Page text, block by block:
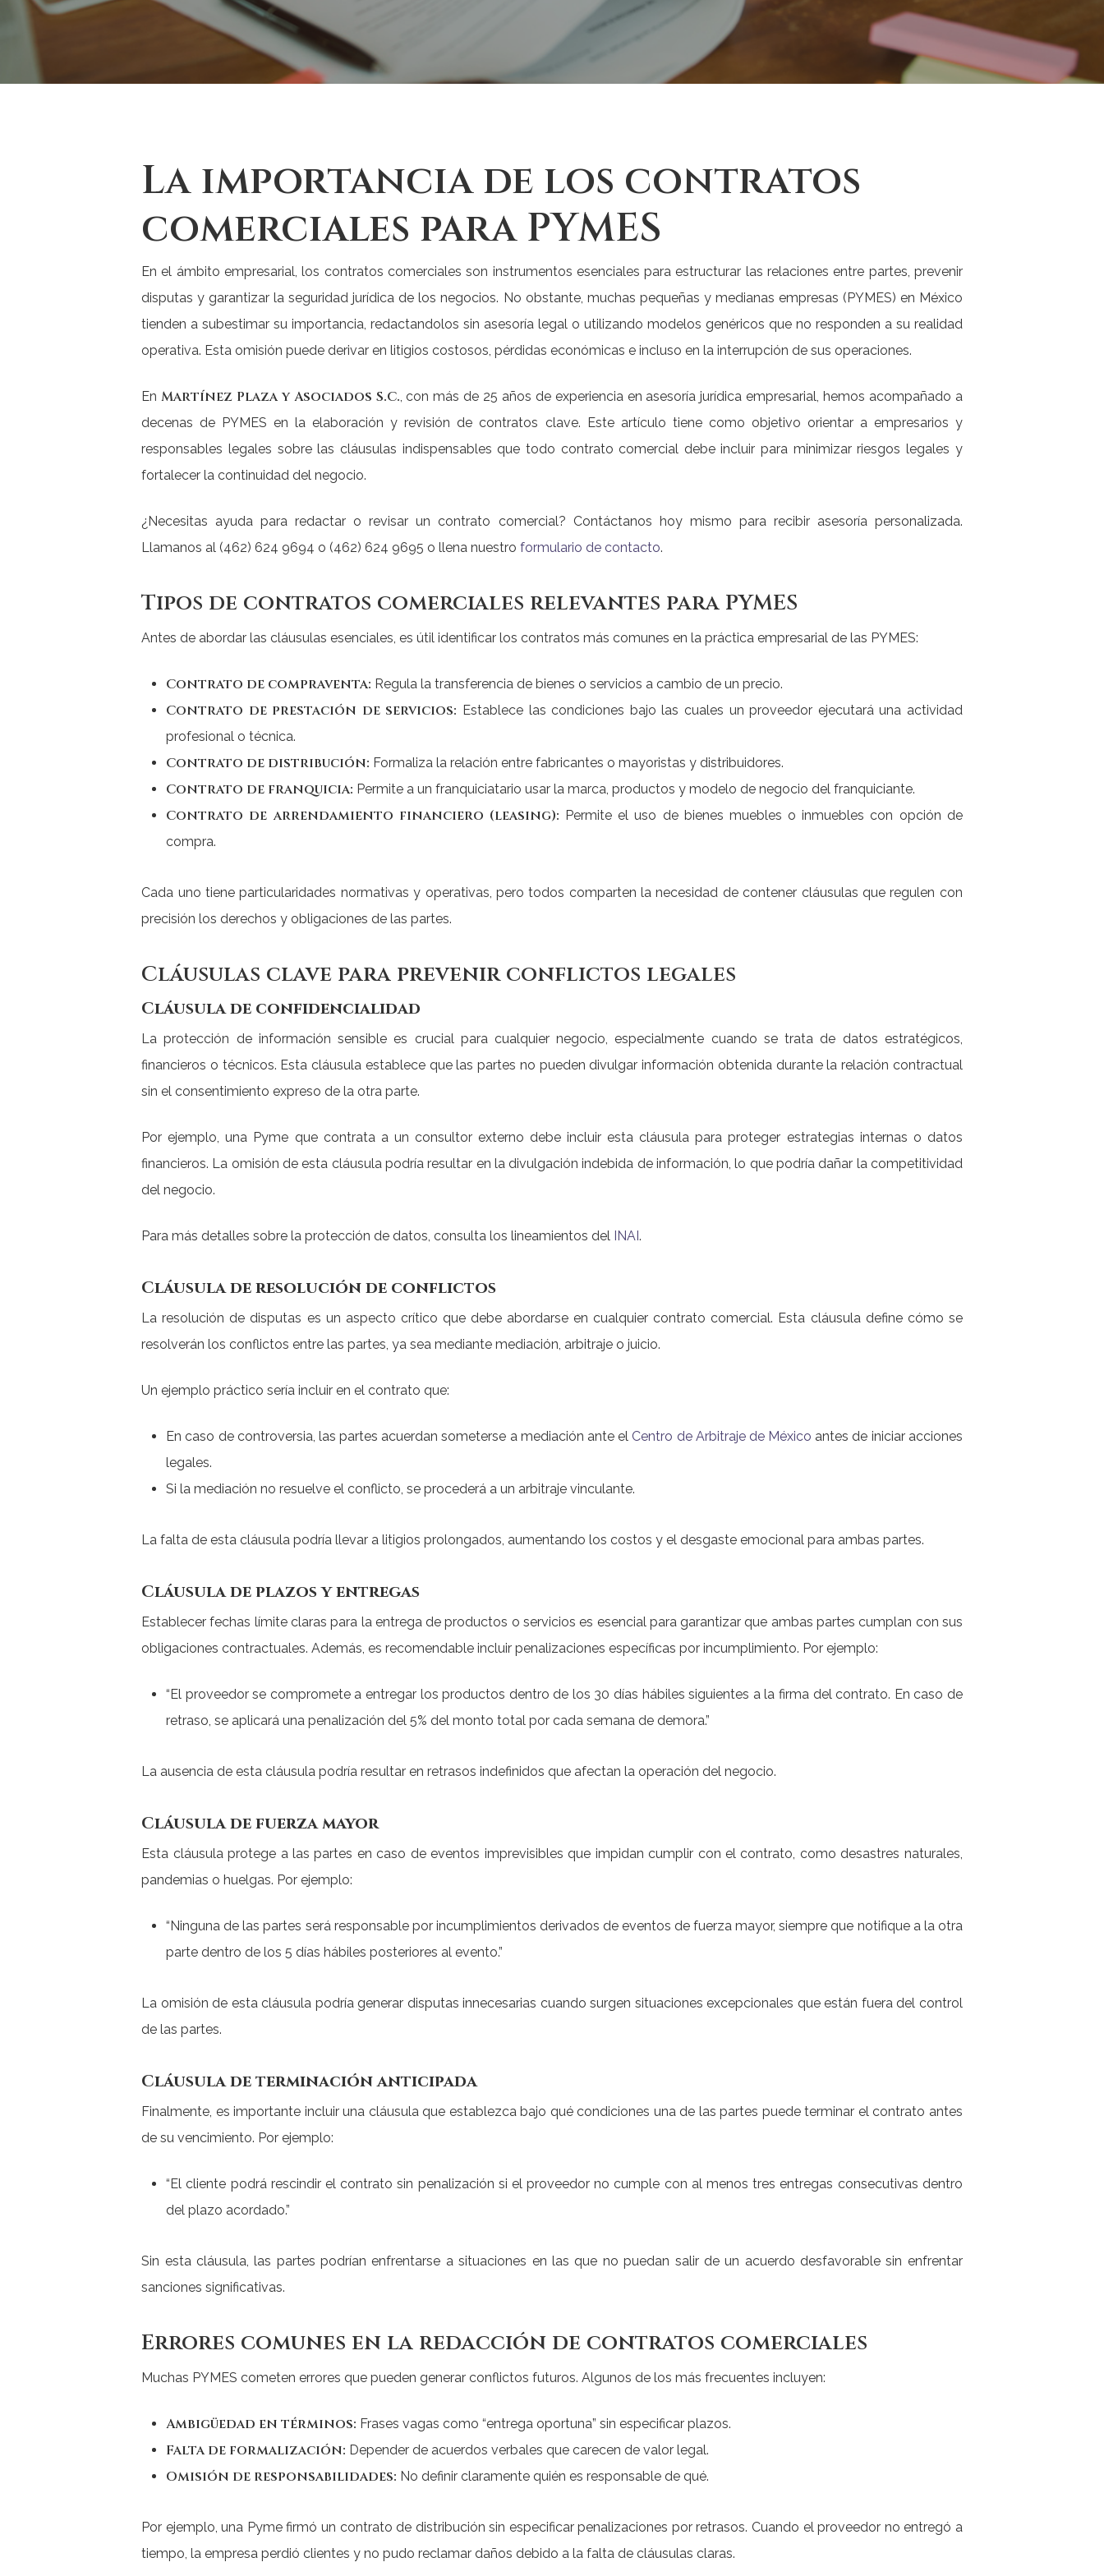
La importancia de los contratos
comerciales para PYMES
En el ámbito empresarial, los contratos comerciales son instrumentos esenciales para estructurar las relaciones entre partes, prevenir
disputas y garantizar la seguridad jurídica de los negocios. No obstante, muchas pequeñas y medianas empresas (PYMES) en México
tienden a subestimar su importancia, redactandolos sin asesoría legal o utilizando modelos genéricos que no responden a su realidad
operativa. Esta omisión puede derivar en litigios costosos, pérdidas económicas e incluso en la interrupción de sus operaciones.
EnMartínez Plaza y Asociados S.C., con más de 25 años de experiencia en asesoría jurídica empresarial, hemos acompañado a
decenas de PYMES en la elaboración y revisión de contratos clave. Este artículo tiene como objetivo orientar a empresarios y
responsables legales sobre las cláusulas indispensables que todo contrato comercial debe incluir para minimizar riesgos legales y
fortalecer la continuidad del negocio.
¿Necesitas ayuda para redactar o revisar un contrato comercial? Contáctanos hoy mismo para recibir asesoría personalizada.
Llamanos al (462) 624 9694 o (462) 624 9695 o llena nuestroformulario de contacto.
Tipos de contratos comerciales relevantes para PYMES
Antes de abordar las cláusulas esenciales, es útil identificar los contratos más comunes en la práctica empresarial de las PYMES:
Contrato de compraventa: Regula la transferencia de bienes o servicios a cambio de un precio.
Contrato de prestación de servicios: Establece las condiciones bajo las cuales un proveedor ejecutará una actividad
profesional o técnica.
Contrato de distribución: Formaliza la relación entre fabricantes o mayoristas y distribuidores.
Contrato de franquicia: Permite a un franquiciatario usar la marca, productos y modelo de negocio del franquiciante.
Contrato de arrendamiento financiero (leasing): Permite el uso de bienes muebles o inmuebles con opción de
compra.
Cada uno tiene particularidades normativas y operativas, pero todos comparten la necesidad de contener cláusulas que regulen con
precisión los derechos y obligaciones de las partes.
Cláusulas clave para prevenir conflictos legales
Cláusula de confidencialidad
La protección de información sensible es crucial para cualquier negocio, especialmente cuando se trata de datos estratégicos,
financieros o técnicos. Esta cláusula establece que las partes no pueden divulgar información obtenida durante la relación contractual
sin el consentimiento expreso de la otra parte.
Por ejemplo, una Pyme que contrata a un consultor externo debe incluir esta cláusula para proteger estrategias internas o datos
financieros. La omisión de esta cláusula podría resultar en la divulgación indebida de información, lo que podría dañar la competitividad
del negocio.
Para más detalles sobre la protección de datos, consulta los lineamientos del INAI.
Cláusula de resolución de conflictos
La resolución de disputas es un aspecto crítico que debe abordarse en cualquier contrato comercial. Esta cláusula define cómo se
resolverán los conflictos entre las partes, ya sea mediante mediación, arbitraje o juicio.
Un ejemplo práctico sería incluir en el contrato que:
En caso de controversia, las partes acuerdan someterse a mediación ante el Centro de Arbitraje de México antes de iniciar acciones
legales.
Si la mediación no resuelve el conflicto, se procederá a un arbitraje vinculante.
La falta de esta cláusula podría llevar a litigios prolongados, aumentando los costos y el desgaste emocional para ambas partes.
Cláusula de plazos y entregas
Establecer fechas límite claras para la entrega de productos o servicios es esencial para garantizar que ambas partes cumplan con sus
obligaciones contractuales. Además, es recomendable incluir penalizaciones específicas por incumplimiento. Por ejemplo:
“El proveedor se compromete a entregar los productos dentro de los 30 días hábiles siguientes a la firma del contrato. En caso de
retraso, se aplicará una penalización del 5% del monto total por cada semana de demora.”
La ausencia de esta cláusula podría resultar en retrasos indefinidos que afectan la operación del negocio.
Cláusula de fuerza mayor
Esta cláusula protege a las partes en caso de eventos imprevisibles que impidan cumplir con el contrato, como desastres naturales,
pandemias o huelgas. Por ejemplo:
“Ninguna de las partes será responsable por incumplimientos derivados de eventos de fuerza mayor, siempre que notifique a la otra
parte dentro de los 5 días hábiles posteriores al evento.”
La omisión de esta cláusula podría generar disputas innecesarias cuando surgen situaciones excepcionales que están fuera del control
de las partes.
Cláusula de terminación anticipada
Finalmente, es importante incluir una cláusula que establezca bajo qué condiciones una de las partes puede terminar el contrato antes
de su vencimiento. Por ejemplo:
“El cliente podrá rescindir el contrato sin penalización si el proveedor no cumple con al menos tres entregas consecutivas dentro
del plazo acordado.”
Sin esta cláusula, las partes podrían enfrentarse a situaciones en las que no puedan salir de un acuerdo desfavorable sin enfrentar
sanciones significativas.
Errores comunes en la redacción de contratos comerciales
Muchas PYMES cometen errores que pueden generar conflictos futuros. Algunos de los más frecuentes incluyen:
Ambigüedad en términos: Frases vagas como “entrega oportuna” sin especificar plazos.
Falta de formalización: Depender de acuerdos verbales que carecen de valor legal.
Omisión de responsabilidades: No definir claramente quién es responsable de qué.
Por ejemplo, una Pyme firmó un contrato de distribución sin especificar penalizaciones por retrasos. Cuando el proveedor no entregó a
tiempo, la empresa perdió clientes y no pudo reclamar daños debido a la falta de cláusulas claras.